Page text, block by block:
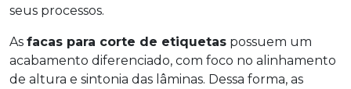
seus processos.
As facas para corte de etiquetas possuem um
acabamento diferenciado, com foco no alinhamento
de altura e sintonia das lâminas. Dessa forma, as